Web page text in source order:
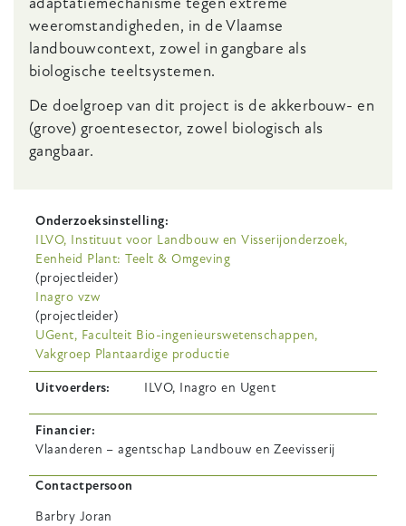
weeromstandigheden, in de Vlaamse
landbouwcontext, zowel in gangbare als
biologische teeltsystemen.
De doelgroep van dit project is de akkerbouw- en
(grove) groentesector, zowel biologisch als
gangbaar.
Onderzoeksinstelling
ILVO, Instituut voor Landbouw en Visserijonderzoek,
Eenheid Plant: Teelt & Omgeving
(projectleider)
Inagro vzw
(projectleider)
UGent, Faculteit Bio-ingenieurswetenschappen,
Vakgroep Plantaardige productie
Uitvoerders ILVO, Inagro en Ugent
Financier
Vlaanderen – agentschap Landbouw en Zeevisserij
Contactpersoon
Barbry Joran